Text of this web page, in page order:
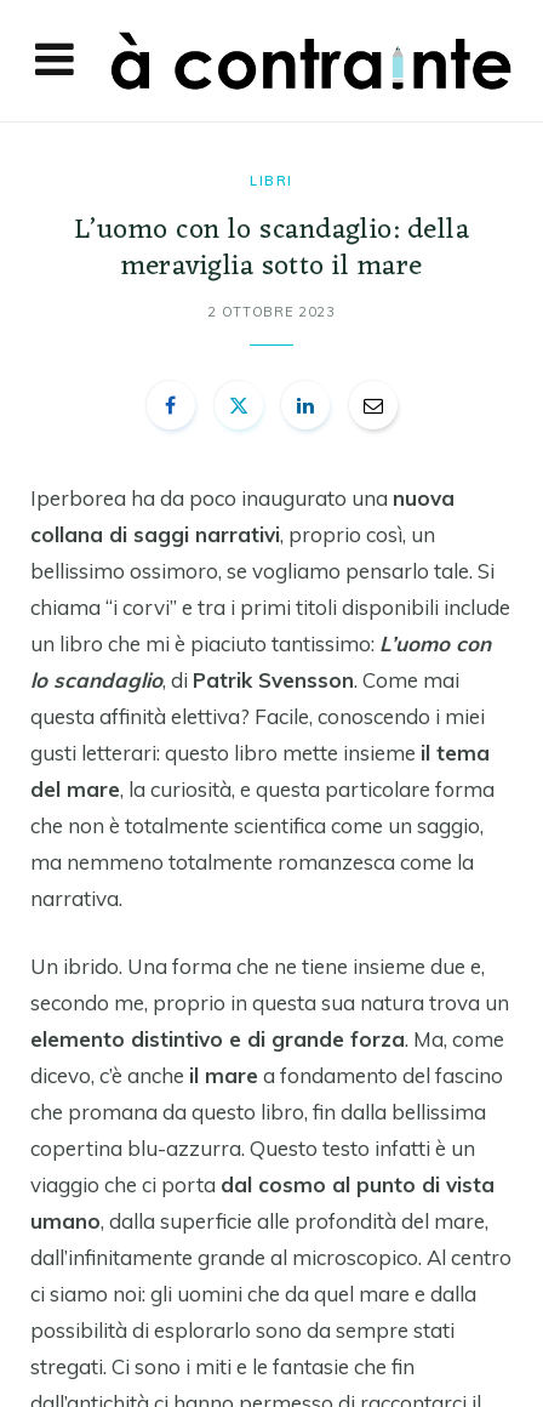
LIBRI
L’uomo con lo scandaglio: della
meraviglia sotto il mare
2 OTTOBRE 2023
Iperborea ha da poco inaugurato una nuova
collana di saggi narrativi, proprio così, un
bellissimo ossimoro, se vogliamo pensarlo tale. Si
chiama “i corvi” e tra i primi titoli disponibili include
un libro che mi è piaciuto tantissimo: L’uomo con
lo scandaglio, di Patrik Svensson. Come mai
questa affinità elettiva? Facile, conoscendo i miei
gusti letterari: questo libro mette insieme il tema
del mare, la curiosità, e questa particolare forma
che non è totalmente scientifica come un saggio,
ma nemmeno totalmente romanzesca come la
narrativa.
Un ibrido. Una forma che ne tiene insieme due e,
secondo me, proprio in questa sua natura trova un
elemento distintivo e di grande forza. Ma, come
dicevo, c’è anche il mare a fondamento del fascino
che promana da questo libro, fin dalla bellissima
copertina blu-azzurra. Questo testo infatti è un
viaggio che ci porta dal cosmo al punto di vista
umano, dalla superficie alle profondità del mare,
dall’infinitamente grande al microscopico. Al centro
ci siamo noi: gli uomini che da quel mare e dalla
possibilità di esplorarlo sono da sempre stati
stregati. Ci sono i miti e le fantasie che fin